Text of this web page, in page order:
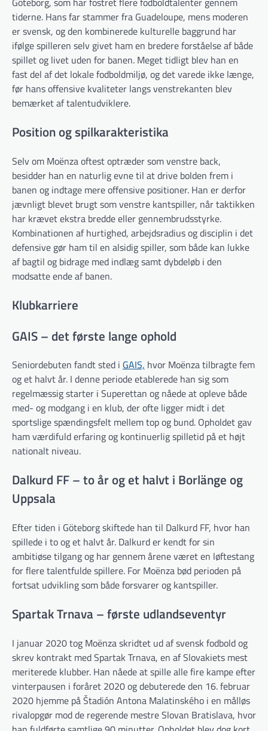
tiderne. Hans far stammer fra Guadeloupe, mens moderen
er svensk, og den kombinerede kulturelle baggrund har
ifølge spilleren selv givet ham en bredere forståelse af både
spillet og livet uden for banen. Meget tidligt blev han en
fast del af det lokale fodboldmiljø, og det varede ikke længe,
før hans offensive kvaliteter langs venstrekanten blev
bemærket af talentudviklere.
Position og spilkarakteristika
Selv om Moënza oftest optræder som venstre back,
besidder han en naturlig evne til at drive bolden frem i
banen og indtage mere offensive positioner. Han er derfor
jævnligt blevet brugt som venstre kantspiller, når taktikken
har krævet ekstra bredde eller gennembrudsstyrke.
Kombinationen af hurtighed, arbejdsradius og disciplin i det
defensive gør ham til en alsidig spiller, som både kan lukke
af bagtil og bidrage med indlæg samt dybdeløb i den
modsatte ende af banen.
Klubkarriere
GAIS – det første lange ophold
Seniordebuten fandt sted i GAIS, hvor Moënza tilbragte fem
og et halvt år. I denne periode etablerede han sig som
regelmæssig starter i Superettan og nåede at opleve både
med- og modgang i en klub, der ofte ligger midt i det
sportslige spændingsfelt mellem top og bund. Opholdet gav
ham værdifuld erfaring og kontinuerlig spilletid på et højt
nationalt niveau.
Dalkurd FF – to år og et halvt i Borlänge og
Uppsala
Efter tiden i Göteborg skiftede han til Dalkurd FF, hvor han
spillede i to og et halvt år. Dalkurd er kendt for sin
ambitiøse tilgang og har gennem årene været en løftestang
for flere talentfulde spillere. For Moënza bød perioden på
fortsat udvikling som både forsvarer og kantspiller.
Spartak Trnava – første udlandseventyr
I januar 2020 tog Moënza skridtet ud af svensk fodbold og
skrev kontrakt med Spartak Trnava, en af Slovakiets mest
meriterede klubber. Han nåede at spille alle fire kampe efter
vinterpausen i foråret 2020 og debuterede den 16. februar
2020 hjemme på Štadión Antona Malatinského i en målløs
rivalopgør mod de regerende mestre Slovan Bratislava, hvor